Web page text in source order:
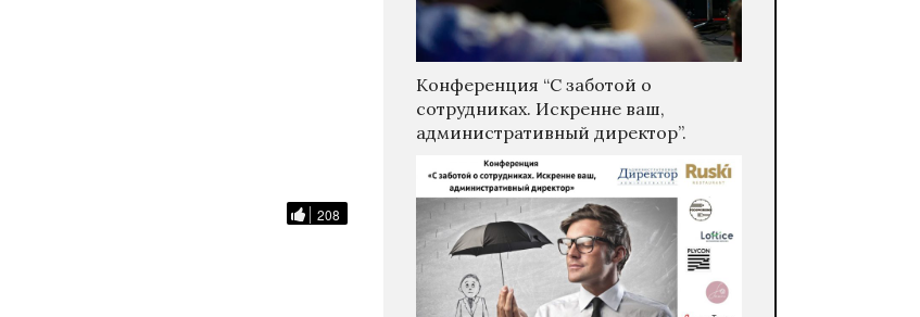
208
Конференция “С заботой о
сотрудниках. Искренне ваш,
административный директор”.